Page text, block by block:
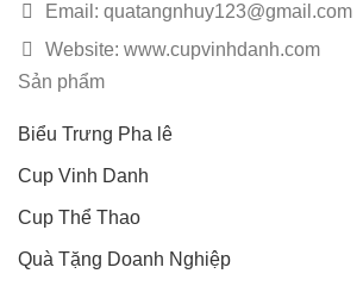
Email: quatangnhuy123@gmail.com
Website: www.cupvinhdanh.com
Sản phẩm
Biểu Trưng Pha lê
Cup Vinh Danh
Cup Thể Thao
Quà Tặng Doanh Nghiệp